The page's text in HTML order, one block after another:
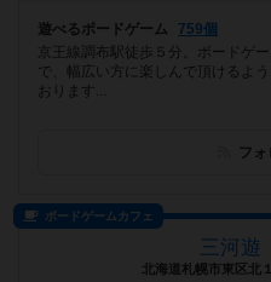
遊べるボードゲーム
759個
京王線調布駅徒歩５分。ボードゲ
で、幅広い方に楽しんで頂けるよ
おります...
フ
ボードゲームカフェ
三河
北海道札幌市東区北